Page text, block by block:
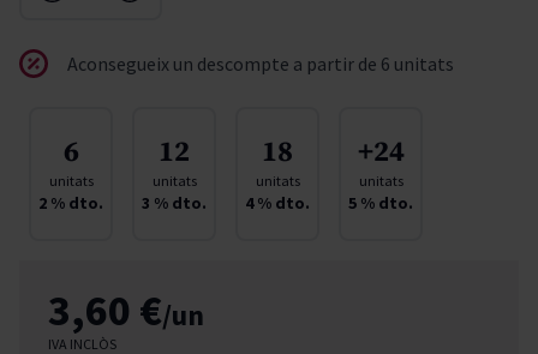
Aconsegueix un descompte a partir de 6 unitats
6
unitats
2 % dto.
12
unitats
3 % dto.
18
unitats
4% dto.
+24
unitats
5 % dto.
3,60 €/un
IVA INCLÒS